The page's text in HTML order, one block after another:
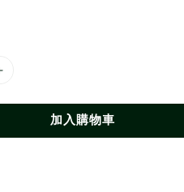
加入購物車